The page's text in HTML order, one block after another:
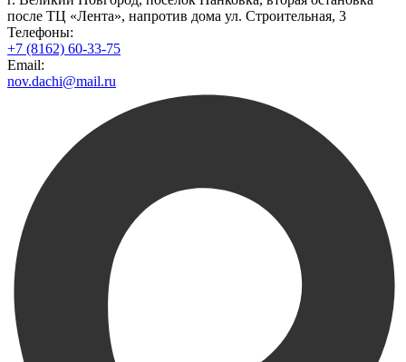
после ТЦ «Лента», напротив дома ул. Строительная, 3
Телефоны:
+7 (8162) 60-33-75
Email:
nov.dachi@mail.ru